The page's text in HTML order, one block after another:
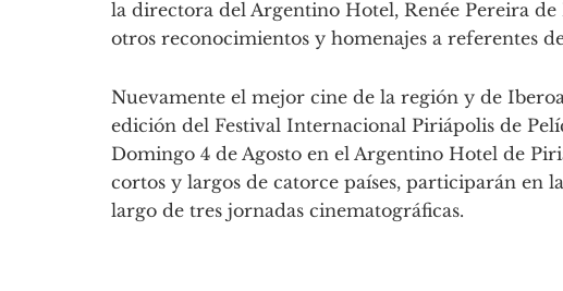
la directora del Argentino Hotel, Renée Pereira
otros reconocimientos y homenajes a referentes
Nuevamente el mejor cine de la región y de
edición del Festival Internacional Piriápolis de
Domingo 4 de Agosto en el Argentino Hotel de
cortos y largos de catorce países, participarán en
largo de tres jornadas cinematográficas.